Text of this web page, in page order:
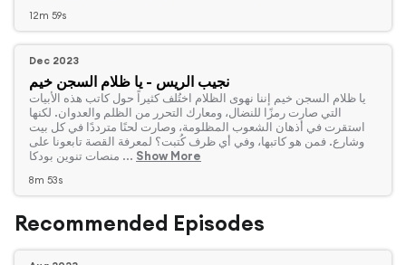
12m 59s
Dec 2023
نجيب الريس - يا ظلام السجن خيم
‏ يا ظلام السجن خيم إننا نهوى الظلام اختُلف كثيراً حول كاتب هذه الأبيات
التي صارت رمزًا للنضال، ومعارك التحرر من الظلم والعدوان. لكنها
استقرت في أذهان الشعوب المظلومة، وصارت لحنًا مترددًا في كل بيت
وشارع. فمن هو كاتبها، وفي أي ظرف كُتبت؟ لمعرفة القصة تابعونا على
منصات تنوين بودكا ... Show More
8m 53s
Recommended Episodes